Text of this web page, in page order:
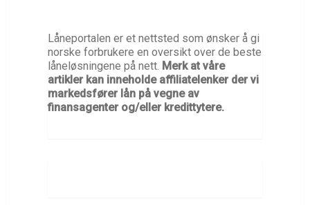
Låneportalen er et nettsted som ønsker å gi
norske forbrukere en oversikt over de beste
låneløsningene på nett. Merk at våre
artikler kan inneholde affiliatelenker der vi
markedsfører lån på vegne av
finansagenter og/eller kredittytere.